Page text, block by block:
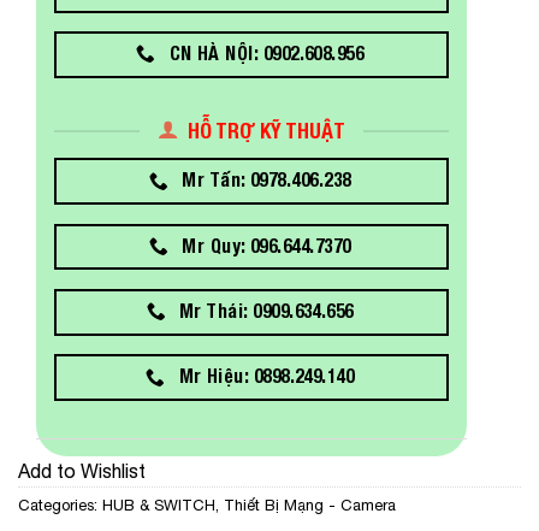
CN HÀ NỘI: 0902.608.956
HỖ TRỢ KỸ THUẬT
Mr Tấn: 0978.406.238
Mr Quy: 096.644.7370
Mr Thái: 0909.634.656
Mr Hiệu: 0898.249.140
Add to Wishlist
Categories: HUB & SWITCH Thiết Bị Mạng - Camera